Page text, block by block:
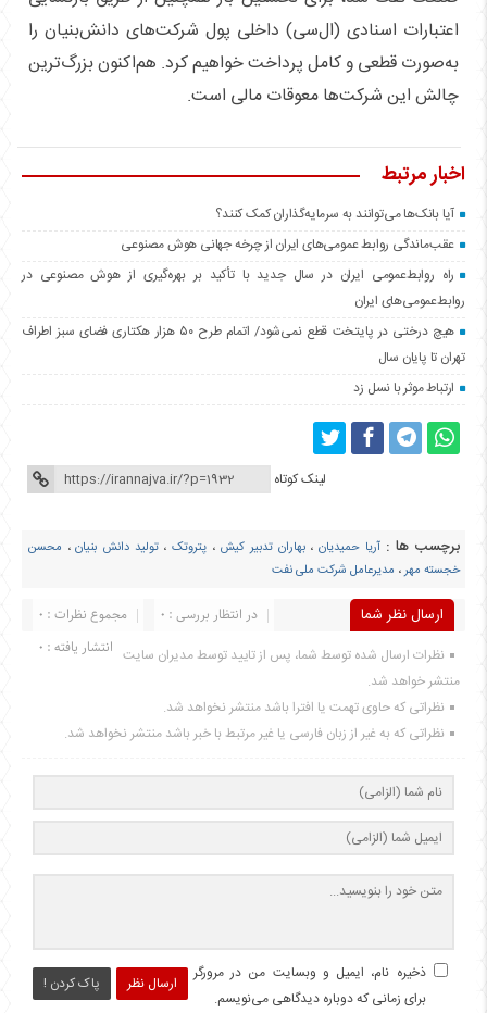
اعتبارات اسنادی (ال‌سی) داخلی پول شرکت‌های دانش‌بنیان را
به‌صورت قطعی و کامل پرداخت خواهیم کرد. هم‌اکنون بزرگ‌ترین
چالش این شرکت‌ها معوقات مالی است.
اخبار مرتبط
آیا بانک‌ها می‌توانند به سرمایه‌گذاران کمک کنند؟
عقب‌ماندگی روابط عمومی‌های ایران از چرخه جهانی هوش مصنوعی
راه روابط‌عمومی ایران در سال جدید با تأکید بر بهره‌گیری از هوش مصنوعی در
روابط‌عمومی‌های ایران
هیچ درختی در پایتخت قطع نمی‌شود/ اتمام طرح ۵۰ هزار هکتاری فضای سبز اطراف
تهران تا پایان سال
ارتباط موثر با نسل زد
لینک کوتاه
برچسب ها : آریا حمیدیان،بهاران تدبیر کیش ، پتروتک،تولید دانش بنیان، محسن
خجسته مهر، مدیرعامل شرکت ملی نفت
ارسال نظر شما مجموع نظرات : 0
در انتظار بررسی : 0
انتشار یافته : 0 نظرات ارسال شده توسط شما، پس از تایید توسط مدیران سایت
منتشر خواهد شد.
نظراتی که حاوی تهمت یا افترا باشد منتشر نخواهد شد.
نظراتی که به غیر از زبان فارسی یا غیر مرتبط با خبر باشد منتشر نخواهد شد.
ارسال نظر پاک کردن !
ذخیره نام، ایمیل و وبسایت من در مرورگر
برای زمانی که دوباره دیدگاهی می‌نویسم.